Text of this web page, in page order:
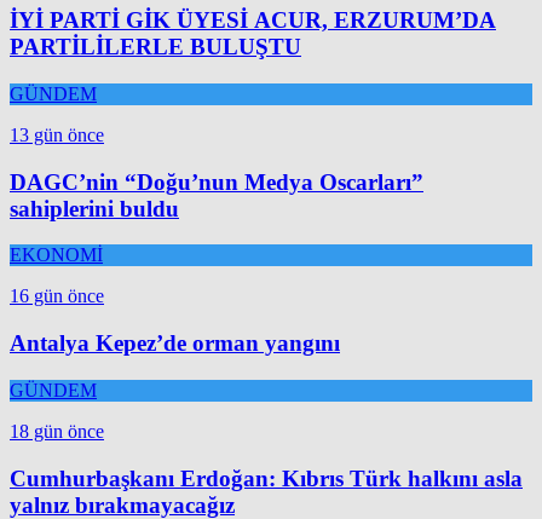
İYİ PARTİ GİK ÜYESİ ACUR, ERZURUM’DA
PARTİLİLERLE BULUŞTU
GÜNDEM
13 gün önce
DAGC’nin “Doğu’nun Medya Oscarları”
sahiplerini buldu
EKONOMİ
16 gün önce
Antalya Kepez’de orman yangını
GÜNDEM
18 gün önce
Cumhurbaşkanı Erdoğan: Kıbrıs Türk halkını asla
yalnız bırakmayacağız